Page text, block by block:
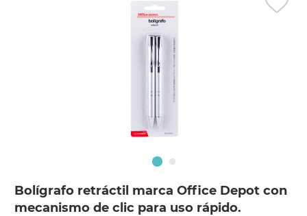
Bolígrafo retráctil marca Office Depot con
mecanismo de clic para uso rápido.